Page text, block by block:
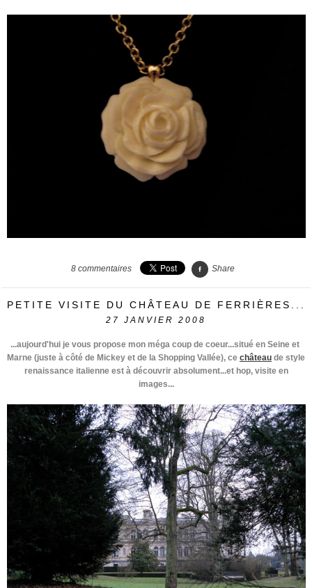
8 commentaires Share
PETITE VISITE DU CHÂTEAU DE FERRIÈRES...
27 JANVIER 2008
...aujourd'hui je vous propose mon méga coup de coeur...situé en Seine et
Marne (juste à côté de Mickey et de la Shopping Vallée), ce château de style
renaissance italienne est à découvrir absolument...et hop, visite en
images...